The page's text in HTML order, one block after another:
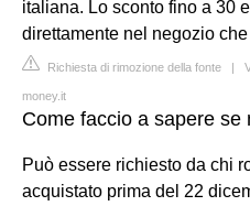
italiana. Lo sconto fino a 30
direttamente nel negozio
Richiesta di rimozione della fonte |
money.it
Come faccio a sapere
Può essere richiesto da chi
acquistato prima del 22